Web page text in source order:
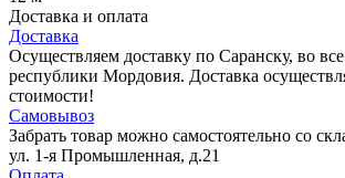
Доставка и оплата
Доставка
Осуществляем доставку по Саранску, во
республики Мордовия. Доставка
стоимости!
Самовывоз
Забрать товар можно самостоятельно со
ул. 1-я Промышленная, д.21